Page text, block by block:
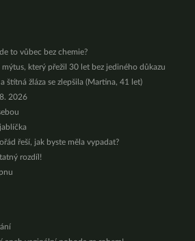
to vůbec bez chemie?
který přežil 30 let bez jediného důkazu
štítná žláza se zlepšila (Martina, 41 let)
2026
řeší, jak byste měla vypadat?
rozdíl!